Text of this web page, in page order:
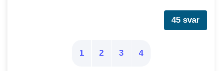
45 svar
1 2 3 4